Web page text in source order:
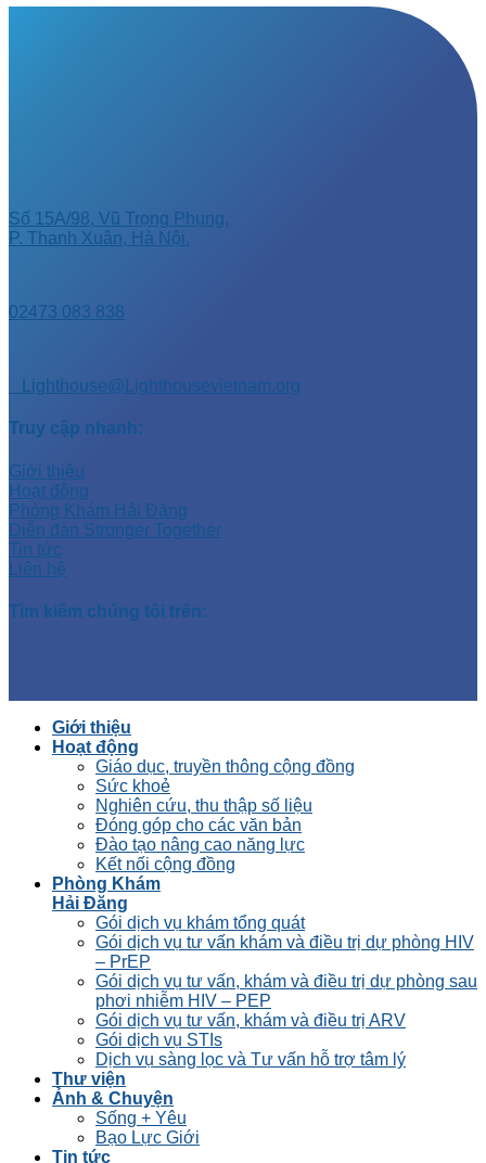
Số 15A/98, Vũ Trọng Phụng,
P. Thanh Xuân, Hà Nội.
02473 083 838
Lighthouse@Lighthousevietnam.org
Truy cập nhanh:
Giới thiệu
Hoạt động
Phòng Khám Hải Đăng
Diễn đàn Stronger Together
Tin tức
Liên hệ
Tìm kiếm chúng tôi trên:
Giới thiệu
Hoạt động
Giáo dục, truyền thông cộng đồng
Sức khoẻ
Nghiên cứu, thu thập số liệu
Đóng góp cho các văn bản
Đào tạo nâng cao năng lực
Kết nối cộng đồng
Phòng Khám
Hải Đăng
Gói dịch vụ khám tổng quát
Gói dịch vụ tư vấn khám và điều trị dự phòng HIV
– PrEP
Gói dịch vụ tư vấn, khám và điều trị dự phòng sau
phơi nhiễm HIV – PEP
Gói dịch vụ tư vấn, khám và điều trị ARV
Gói dịch vụ STIs
Dịch vụ sàng lọc và Tư vấn hỗ trợ tâm lý
Thư viện
Ảnh & Chuyện
Sống + Yêu
Bạo Lực Giới
Tin tức